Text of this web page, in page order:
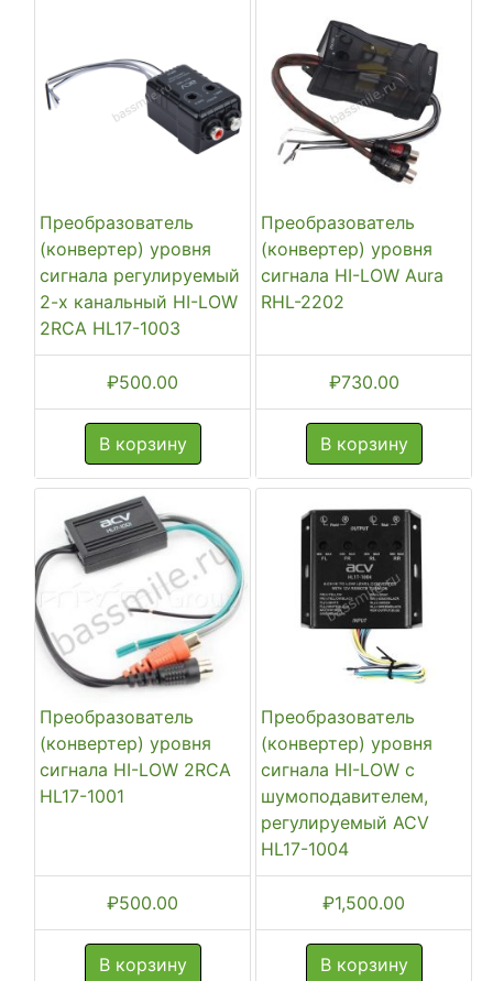
Преобразователь
(конвертер) уровня
сигнала регулируемый
2-х канальный HI-LOW
2RCA HL17-1003
₽500.00
В корзину
Преобразователь
(конвертер) уровня
сигнала HI-LOW Aura
RHL-2202
₽730.00
В корзину
Преобразователь
(конвертер) уровня
сигнала HI-LOW 2RCA
HL17-1001
₽500.00
В корзину
Преобразователь
(конвертер) уровня
сигнала HI-LOW с
шумоподавителем,
регулируемый ACV
HL17-1004
₽1,500.00
В корзину